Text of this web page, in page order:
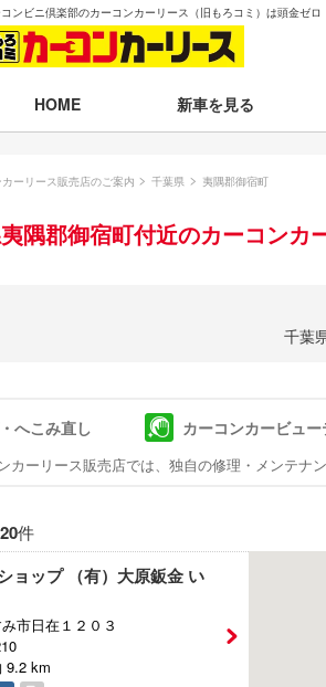
ンビニ倶楽部のカーコンカーリース（旧もろコミ）は頭金ゼロ
HOME 新車を見る
月々35,001～40,000円の
月々50,001円以上のクル
即納車（最短14日で納車）
残価設定プラン
福祉車両
ーリース販売店のご案内 千葉県 夷隅郡御宿町
隅郡御宿町付近のカーコンカ
千葉
へこみ直し カーコンカービュー
カーリース販売店では、独自の修理・メンテナ
20件
ョップ （有）大原鈑金 い
市日在１２０３
9.2 km